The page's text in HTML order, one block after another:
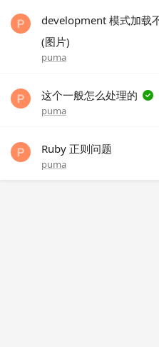
development 模式加载
(图片)
puma
这个一般怎么处理的
puma
Ruby 正则问题
puma